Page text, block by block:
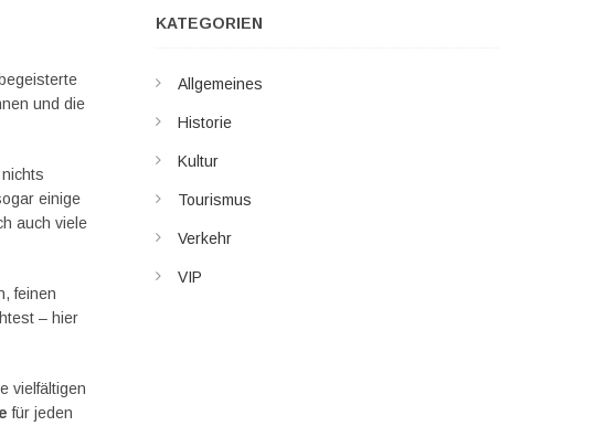
und die
einige
auch viele
feinen
– hier
vielfältigen
für jeden
KATEGORIEN
Allgemeines
Historie
Kultur
Tourismus
Verkehr
VIP